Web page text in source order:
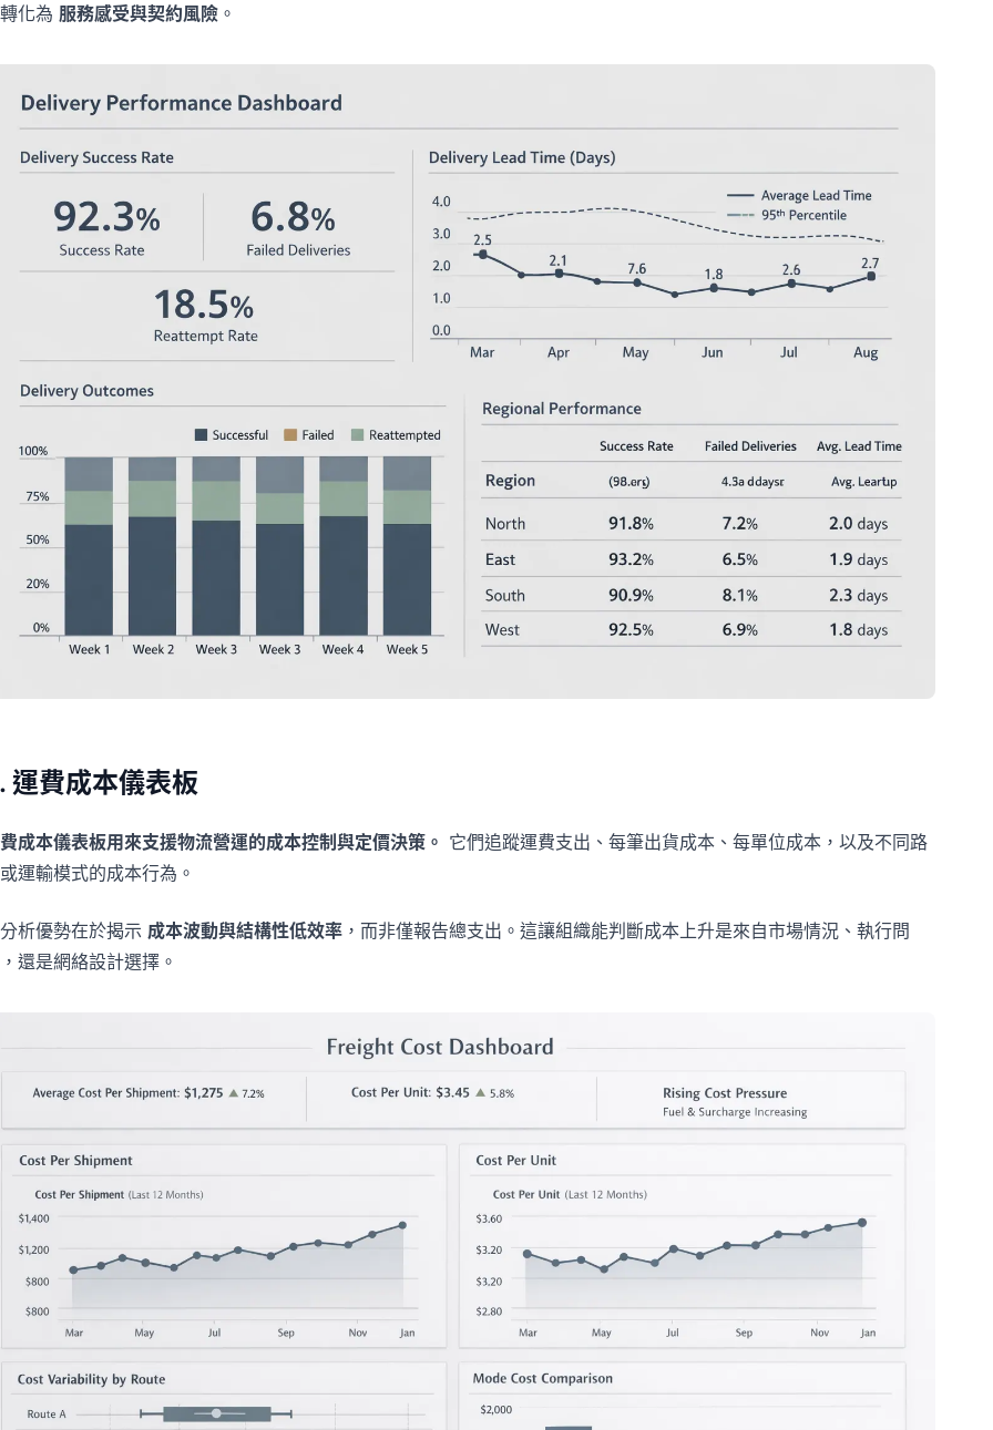
化為 服務感受與契約風險 。
運費成本儀表板
成本儀表板用來支援物流營運的成本控制與定價決策。 它們追蹤運費支出、每筆出貨成本、每單位成本，以及不同路
運輸模式的成本行為。
析優勢在於揭示 成本波動與結構性低效率 ，而非僅報告總支出。這讓組織能判斷成本上升是來自市場情況、執行問
還是網絡設計選擇。